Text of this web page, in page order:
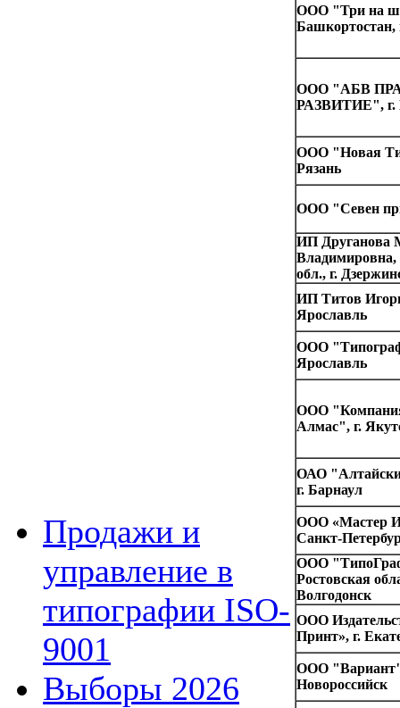
Продажи и
управление в
типографии ISO-
9001
Выборы 2026
ООО "Три на
Башкортостан,
ООО "АБВ
РАЗВИТИЕ", г.
ООО "Новая
Рязань
ООО "Севен
ИП Друганова
Владимировна,
обл., г.
ИП Титов
Ярославль
ООО
Ярославль
ООО
Алмас", г.
ОАО
г. Барнаул
ООО «Мастер
Санкт-
ООО
Ростовская
Волгодонск
ООО
Принт», г.
ООО
Новороссийск